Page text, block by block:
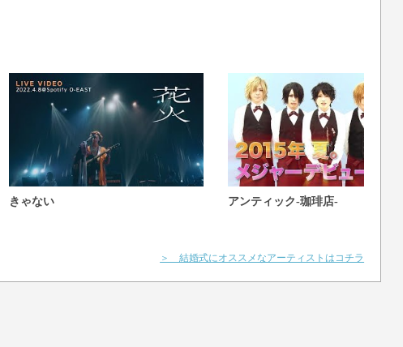
きゃない アンティック-珈琲店-
＞ 結婚式にオススメなアーティストはコチラ